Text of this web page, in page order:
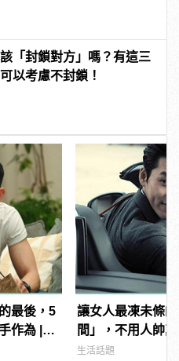
「封鎖對方」嗎？有這三
以考慮不封鎖！
最後，5
作為 |
讓女人最凍未條
間」，不用人帥
心！
生活話題